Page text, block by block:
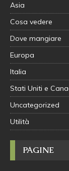
Asia
Cosa vedere
Dove mangiare
Europa
Italia
Stati Uniti e
Uncategorized
Utilità
PAGINE